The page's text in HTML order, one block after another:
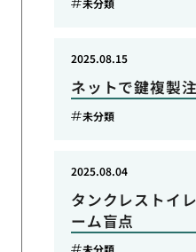
未分類
ネットで鍵複製
2025.08.15
未分類
タンクレストイ
ーム盲点
2025.08.04